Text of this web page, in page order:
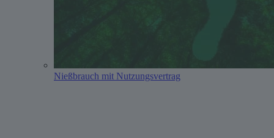
Nießbrauch mit Nutzungsvertrag